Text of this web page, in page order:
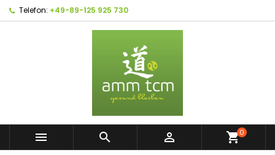
Telefon: +49-89-125 925 730
   shopping_cart0